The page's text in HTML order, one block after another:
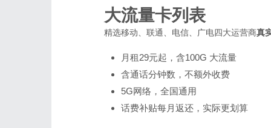
大流量卡列表
精选移动、联通、电信、广电四大运营商真
月租29元起，含100G 大流量
含通话分钟数，不额外收费
5G网络，全国通用
话费补贴每月返还，实际更划算